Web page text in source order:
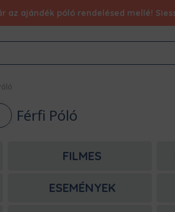
az ajándék póló rendelésed mellé!
Férfi Póló
FILMES
ESEMÉNYEK